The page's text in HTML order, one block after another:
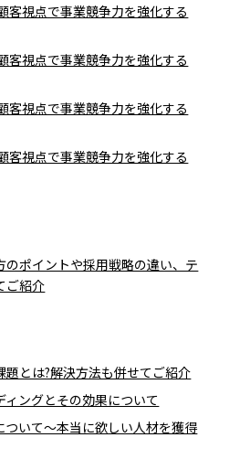
EXPERT
客視点で事業競争力を強化する
客視点で事業競争力を強化する
客視点で事業競争力を強化する
客視点で事業競争力を強化する
のポイントや採用戦略の違い、テ
ご紹介
題とは?解決方法も併せてご紹介
ングとその効果について
ついて～本当に欲しい人材を獲得